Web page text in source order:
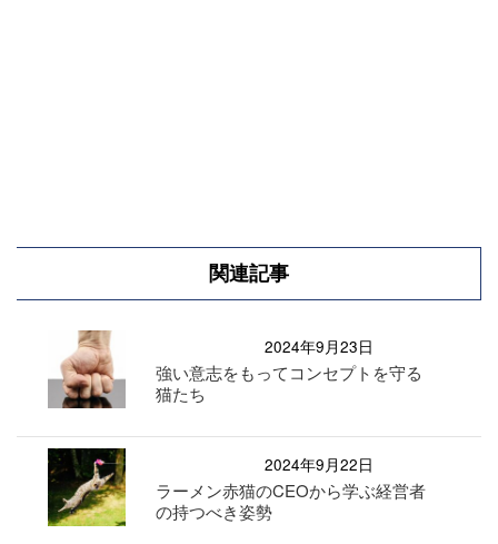
関連記事
2024年9月23日
強い意志をもってコンセプトを守る
猫たち
2024年9月22日
ラーメン赤猫のCEOから学ぶ経営者
の持つべき姿勢